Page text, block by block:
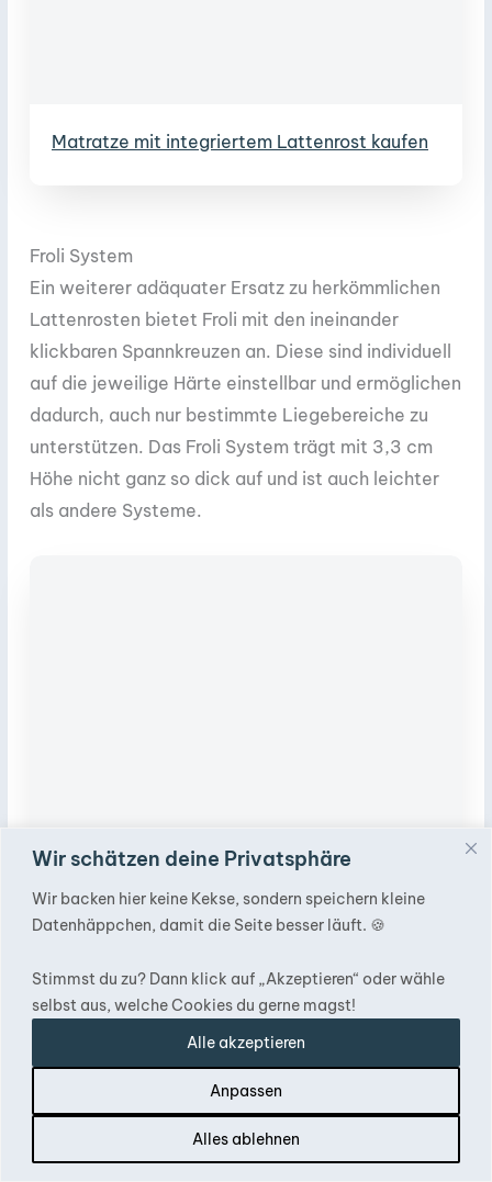
Wir schätzen deine Privatsphäre
Wir backen hier keine Kekse, sondern speichern kleine
Datenhäppchen, damit die Seite besser läuft. 🍪
Stimmst du zu? Dann klick auf „Akzeptieren“ oder wähle
selbst aus, welche Cookies du gerne magst!
Anpassen
Alles ablehnen
Alle akzeptieren
Matratze mit integriertem Lattenrost kaufen
Froli System
Ein weiterer adäquater Ersatz zu herkömmlichen
Lattenrosten bietet Froli mit den ineinander
klickbaren Spannkreuzen an. Diese sind individuell
auf die jeweilige Härte einstellbar und ermöglichen
dadurch, auch nur bestimmte Liegebereiche zu
unterstützen. Das Froli System trägt mit 3,3 cm
Höhe nicht ganz so dick auf und ist auch leichter
als andere Systeme.